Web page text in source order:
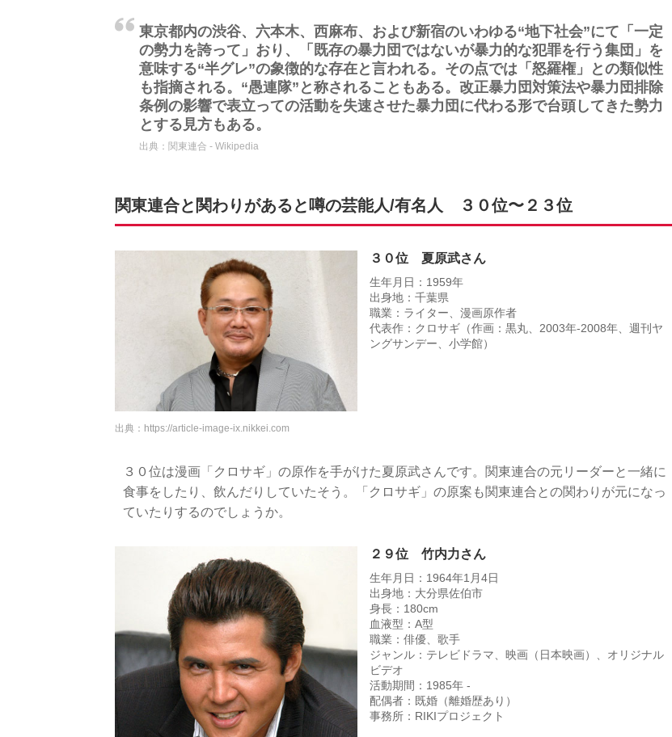
東京都内の渋谷、六本木、西麻布、および新宿のいわゆる“地下社会”にて「一定
の勢力を誇って」おり、「既存の暴力団ではないが暴力的な犯罪を行う集団」を
意味する“半グレ”の象徴的な存在と言われる。その点では「怒羅権」との類似性
も指摘される。“愚連隊”と称されることもある。改正暴力団対策法や暴力団排除
条例の影響で表立っての活動を失速させた暴力団に代わる形で台頭してきた勢力
とする見方もある。
出典： 関東連合 - Wikipedia
関東連合と関わりがあると噂の芸能人/有名人 ３０位〜２３位
３０位 夏原武さん
生年月日：1959年
出身地：千葉県
職業：ライター、漫画原作者
代表作：クロサギ（作画：黒丸、2003年-2008年、週刊ヤ
ングサンデー、小学館）
出典： https://article-image-ix.nikkei.com
３０位は漫画「クロサギ」の原作を手がけた夏原武さんです。関東連合の元リーダーと一緒に
食事をしたり、飲んだりしていたそう。「クロサギ」の原案も関東連合との関わりが元になっ
ていたりするのでしょうか。
２９位 竹内力さん
生年月日：1964年1月4日
出身地：大分県佐伯市
身長：180cm
血液型：A型
職業：俳優、歌手
ジャンル：テレビドラマ、映画（日本映画）、オリジナル
ビデオ
活動期間：1985年 -
配偶者：既婚（離婚歴あり）
事務所：RIKIプロジェクト